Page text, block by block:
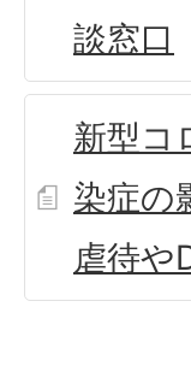
談窓口
新型コ
染症の
虐待や